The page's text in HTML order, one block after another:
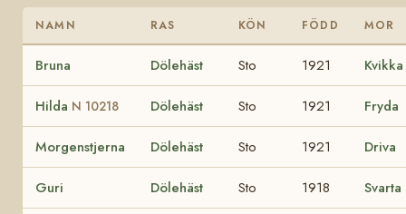
NAMN RAS KÖN FÖDD MOR
Bruna Dölehäst Sto 1921 Kvikka
Hilda N 10218 Dölehäst Sto 1921 Fryda
Morgenstjerna Dölehäst Sto 1921 Driva
Guri Dölehäst Sto 1918 Svarta